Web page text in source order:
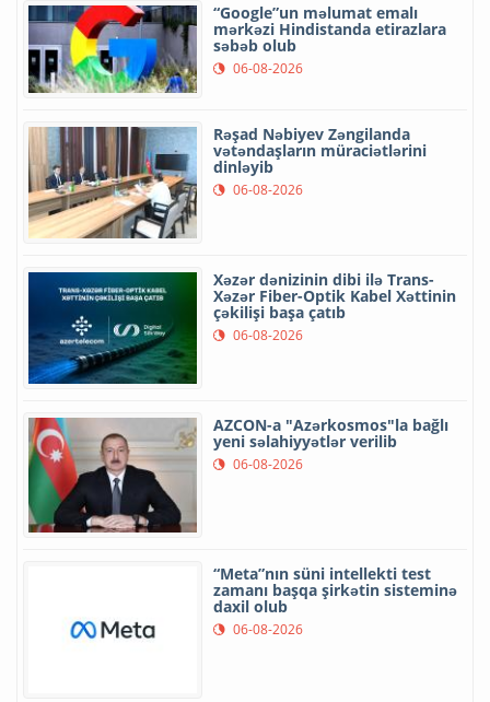
“Google”un məlumat emalı
mərkəzi Hindistanda etirazlara
səbəb olub
06-08-2026
Rəşad Nəbiyev Zəngilanda
vətəndaşların müraciətlərini
dinləyib
06-08-2026
Xəzər dənizinin dibi ilə Trans-
Xəzər Fiber-Optik Kabel Xəttinin
çəkilişi başa çatıb
06-08-2026
AZCON-a "Azərkosmos"la bağlı
yeni səlahiyyətlər verilib
06-08-2026
“Meta”nın süni intellekti test
zamanı başqa şirkətin sisteminə
daxil olub
06-08-2026